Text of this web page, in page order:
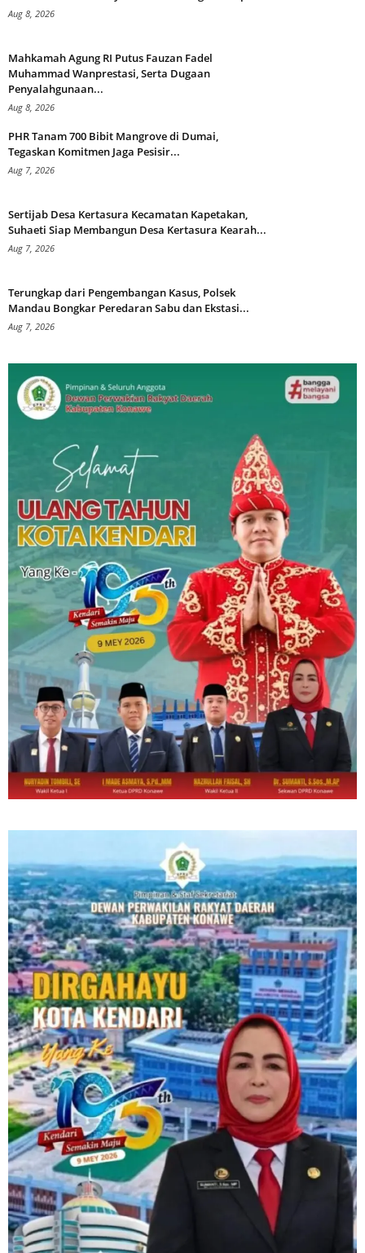
Aug 8, 2026
Mahkamah Agung RI Putus Fauzan Fadel
Muhammad Wanprestasi, Serta Dugaan
Penyalahgunaan...
Aug 8, 2026
PHR Tanam 700 Bibit Mangrove di Dumai,
Tegaskan Komitmen Jaga Pesisir...
Aug 7, 2026
Sertijab Desa Kertasura Kecamatan Kapetakan,
Suhaeti Siap Membangun Desa Kertasura Kearah...
Aug 7, 2026
Terungkap dari Pengembangan Kasus, Polsek
Mandau Bongkar Peredaran Sabu dan Ekstasi...
Aug 7, 2026